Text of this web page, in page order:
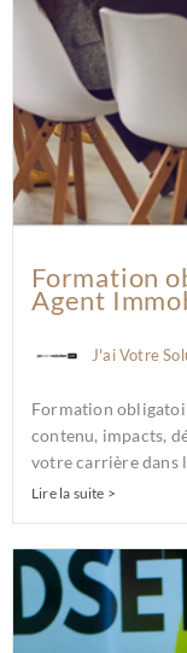
Formation
Agent
J'ai Votre
Formation
contenu, impacts,
votre carrière dans
Lire la suite >